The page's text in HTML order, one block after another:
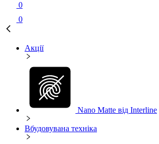
0
0
Акції
Nano Matte від Interline
Вбудовувана техніка